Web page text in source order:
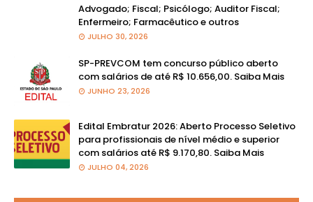
Advogado; Fiscal; Psicólogo; Auditor Fiscal;
Enfermeiro; Farmacêutico e outros
JULHO 30, 2026
SP-PREVCOM tem concurso público aberto
com salários de até R$ 10.656,00. Saiba Mais
JUNHO 23, 2026
Edital Embratur 2026: Aberto Processo Seletivo
para profissionais de nível médio e superior
com salários até R$ 9.170,80. Saiba Mais
JULHO 04, 2026